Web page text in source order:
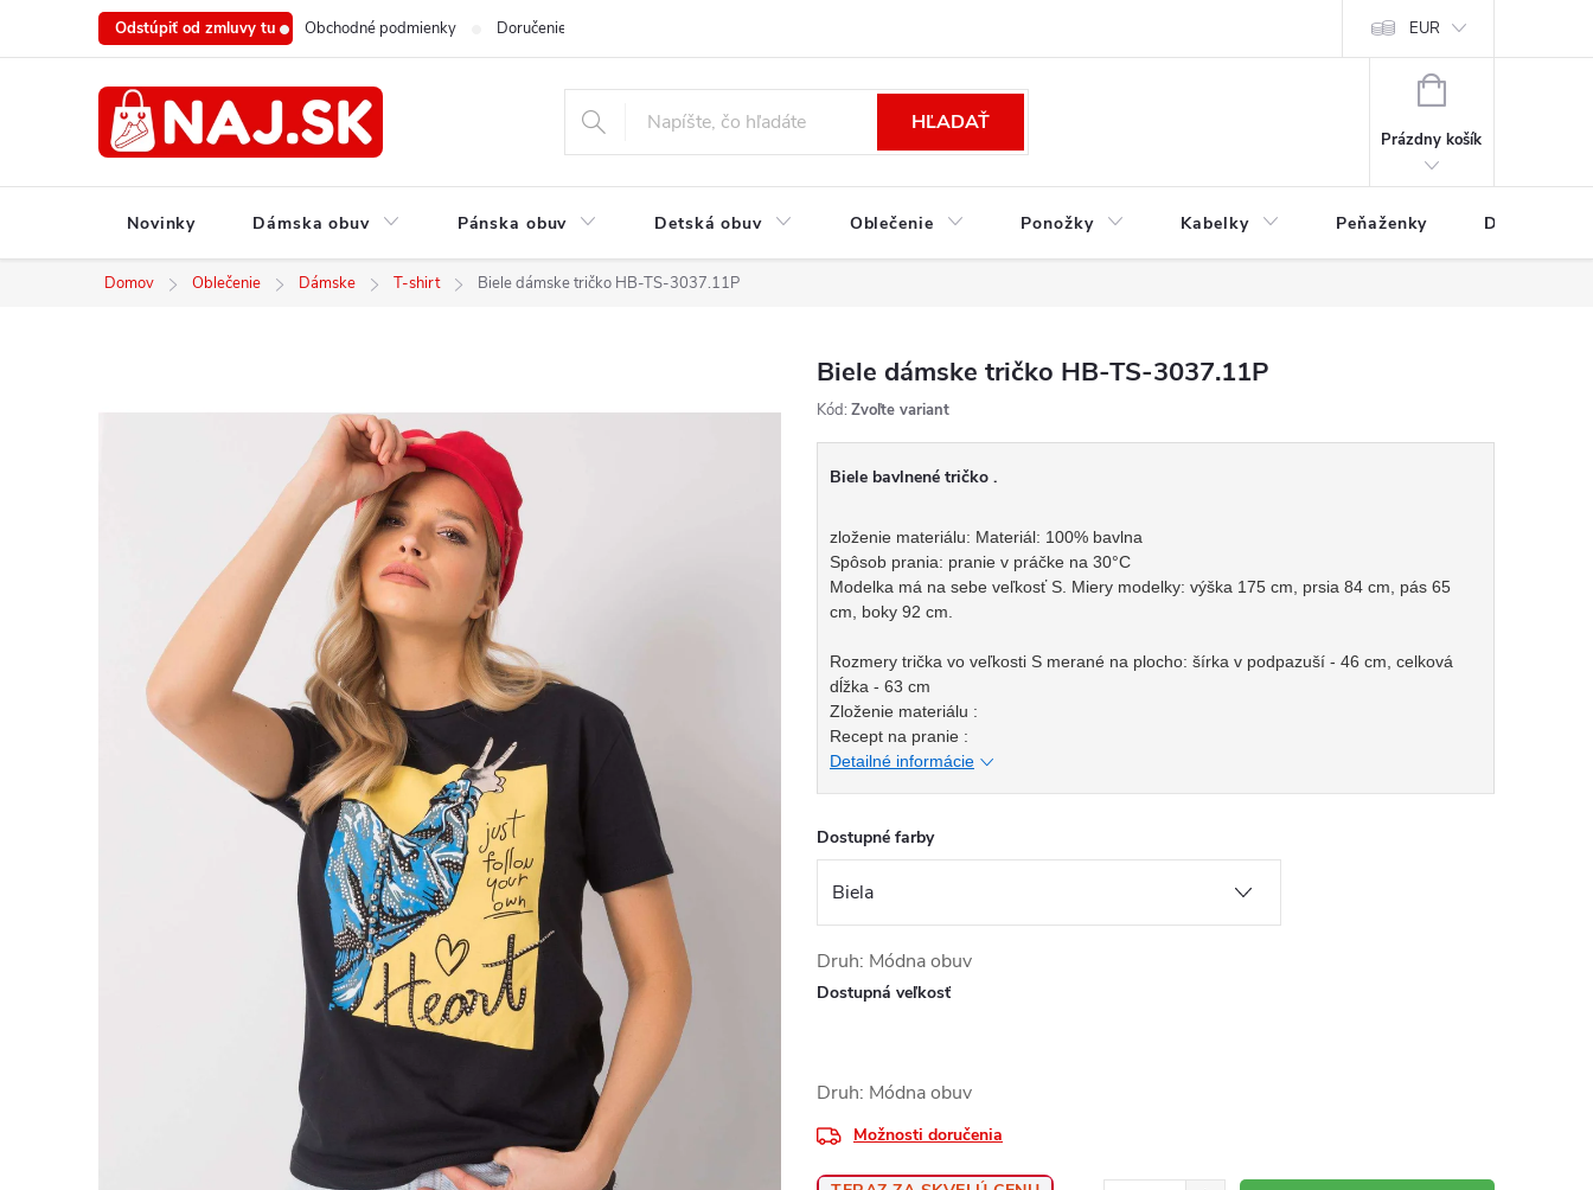
Odstúpiť od zmluvy tu Obchodné podmienky Doručenie a platba Podmienky ochrany osobných údajov
EUR
HĽADAŤ
NÁKUPNÝ
Prázdny košík
Novinky Dámska obuv Pánska obuv Detská obuv Oblečenie Ponožky Kabelky Peňaženky Drogéria
Domov Oblečenie Dámske T-shirt Biele dámske tričko HB-TS-3037.11P
Biele dámske tričko HB-TS-3037.11P
Kód: Zvoľte variant
Biele bavlnené tričko .
zloženie materiálu: Materiál: 100% bavlna
Spôsob prania: pranie v práčke na 30°C
Modelka má na sebe veľkosť S. Miery modelky: výška 175 cm, prsia 84 cm, pás 65
cm, boky 92 cm.
Rozmery trička vo veľkosti S merané na plocho: šírka v podpazuší - 46 cm, celková
dĺžka - 63 cm
Zloženie materiálu :
Recept na pranie :
Detailné informácie
Dostupné farby
Druh: Módna obuv
Dostupná veľkosť
Druh: Módna obuv
Možnosti doručenia